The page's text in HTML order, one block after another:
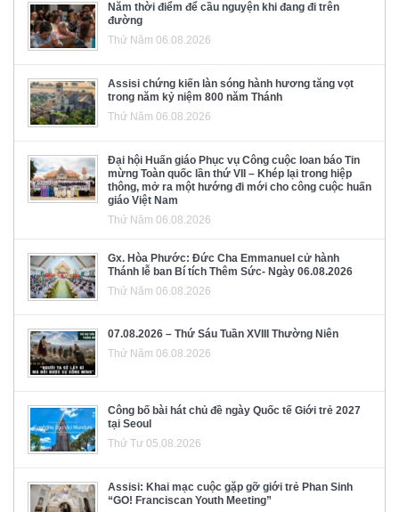
Năm thời điểm để cầu nguyện khi đang đi trên
đường
Thứ Năm 06.08.2026
Assisi chứng kiến làn sóng hành hương tăng vọt
trong năm kỷ niệm 800 năm Thánh
Thứ Năm 06.08.2026
Đại hội Huấn giáo Phục vụ Công cuộc loan báo Tin
mừng Toàn quốc lần thứ VII – Khép lại trong hiệp
thông, mở ra một hướng đi mới cho công cuộc huấn
giáo Việt Nam
Thứ Năm 06.08.2026
Gx. Hòa Phước: Đức Cha Emmanuel cử hành
Thánh lễ ban Bí tích Thêm Sức- Ngày 06.08.2026
Thứ Năm 06.08.2026
07.08.2026 – Thứ Sáu Tuần XVIII Thường Niên
Thứ Năm 06.08.2026
Công bố bài hát chủ đề ngày Quốc tế Giới trẻ 2027
tại Seoul
Thứ Tư 05.08.2026
Assisi: Khai mạc cuộc gặp gỡ giới trẻ Phan Sinh
“GO! Franciscan Youth Meeting”